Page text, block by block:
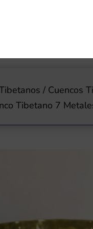
/ Cuencos
Tibetano 7